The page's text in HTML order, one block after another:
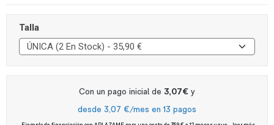
Talla